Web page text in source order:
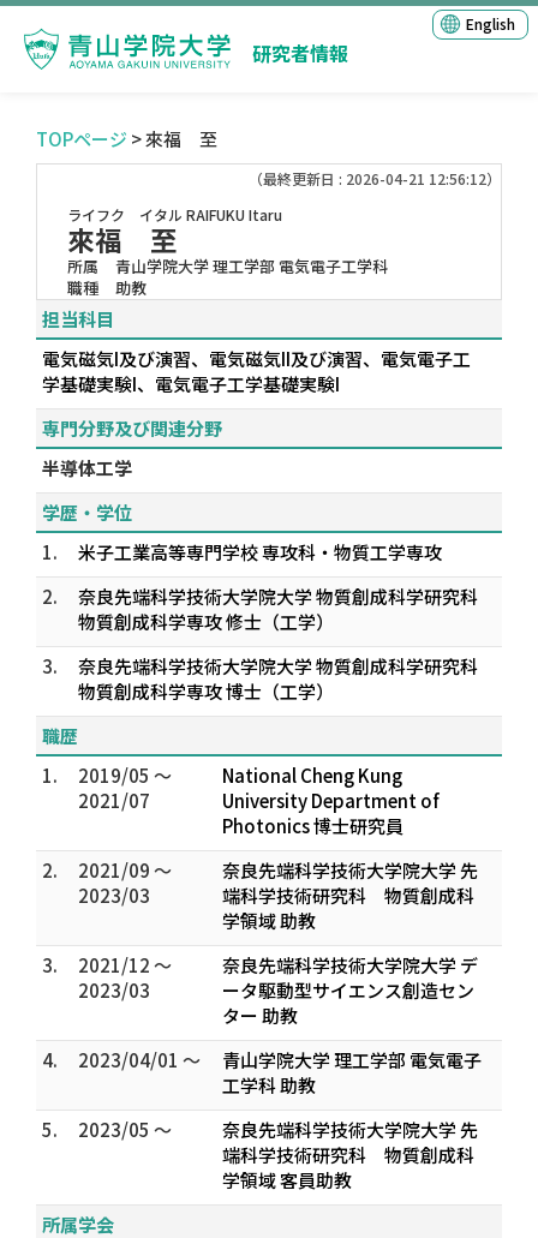
研究者情報
English
TOPページ > 來福 至
（最終更新日 : 2026-04-21 12:56:12）
ライフク イタル RAIFUKU Itaru
來福 至
所属
青山学院大学 理工学部 電気電子工学科
職種
助教
担当科目
電気磁気I及び演習、電気磁気II及び演習、電気電子工
学基礎実験I、電気電子工学基礎実験I
専門分野及び関連分野
半導体工学
学歴・学位
1.
米子工業高等専門学校 専攻科・物質工学専攻
2.
奈良先端科学技術大学院大学 物質創成科学研究科
物質創成科学専攻 修士（工学）
3.
奈良先端科学技術大学院大学 物質創成科学研究科
物質創成科学専攻 博士（工学）
職歴
1.
2019/05 ～
2021/07
National Cheng Kung
University Department of
Photonics 博士研究員
2.
2021/09 ～
2023/03
奈良先端科学技術大学院大学 先
端科学技術研究科 物質創成科
学領域 助教
3.
2021/12 ～
2023/03
奈良先端科学技術大学院大学 デ
ータ駆動型サイエンス創造セン
ター 助教
4.
2023/04/01 ～
青山学院大学 理工学部 電気電子
工学科 助教
5.
2023/05 ～
奈良先端科学技術大学院大学 先
端科学技術研究科 物質創成科
学領域 客員助教
所属学会